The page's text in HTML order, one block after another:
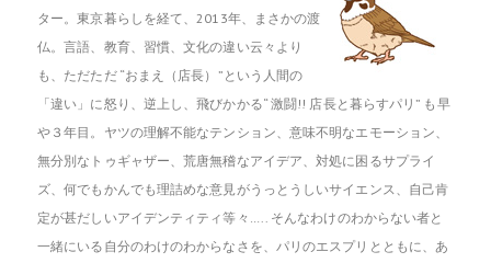
ター。東京暮らしを経て、2013年、まさかの渡
仏。言語、教育、習慣、文化の違い云々より
も、ただただ “おまえ（店長）”という人間の
「違い」に怒り、逆上し、飛びかかる“ 激闘!! 店長と暮らすパリ” も早
や３年目。ヤツの理解不能なテンション、意味不明なエモーション、
無分別なトゥギャザー、荒唐無稽なアイデア、対処に困るサプライ
ズ、何でもかんでも理詰めな意見がうっとうしいサイエンス、自己肯
定が甚だしいアイデンティティ等々….. そんなわけのわからない者と
一緒にいる自分のわけのわからなさを、パリのエスプリとともに、あ